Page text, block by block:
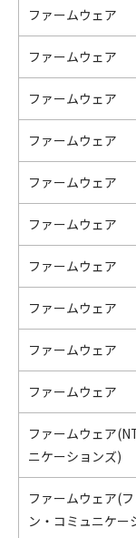
ファームウェア
ファームウェア
ファームウェア
ファームウェア
ファームウェア
ファームウェア
ファームウェア
ファームウェア
ファームウェア
ファームウェア
ファームウェア
ニケーションズ)
ファームウェア(
ン・コミュニケー